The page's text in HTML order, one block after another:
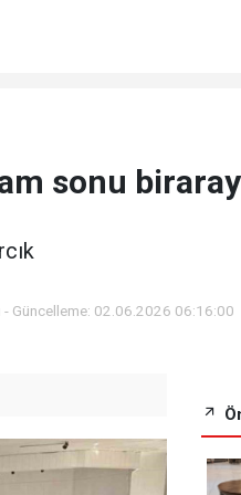
sonu
- Güncelleme: 02.06.2026 06:16:00